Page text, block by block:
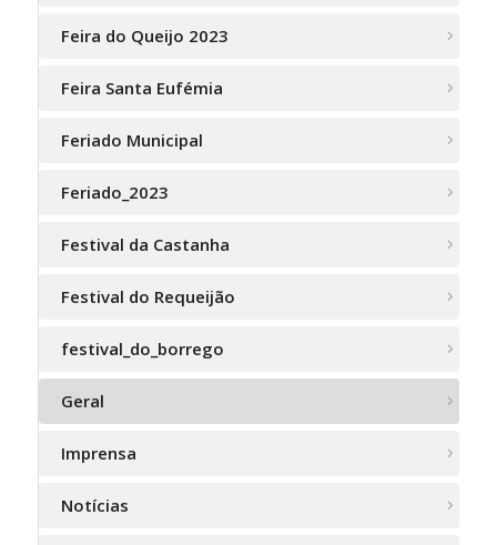
Feira do Queijo 2023
Feira Santa Eufémia
Feriado Municipal
Feriado_2023
Festival da Castanha
Festival do Requeijão
festival_do_borrego
Geral
Imprensa
Notícias